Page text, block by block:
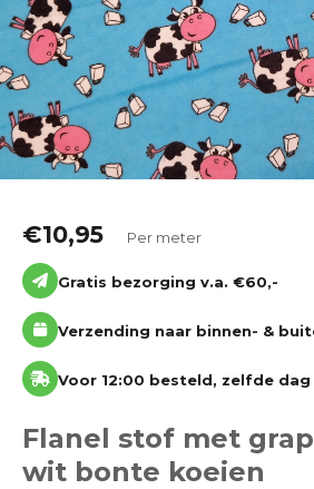
Grootverbruik
Tijdpakker stof
€10,95 Per meter
Gratis bezorging v.a. €60,-
Verzending naar binnen- &
Voor 12:00 besteld, zelfde dag
Flanel stof met
wit bonte koeien